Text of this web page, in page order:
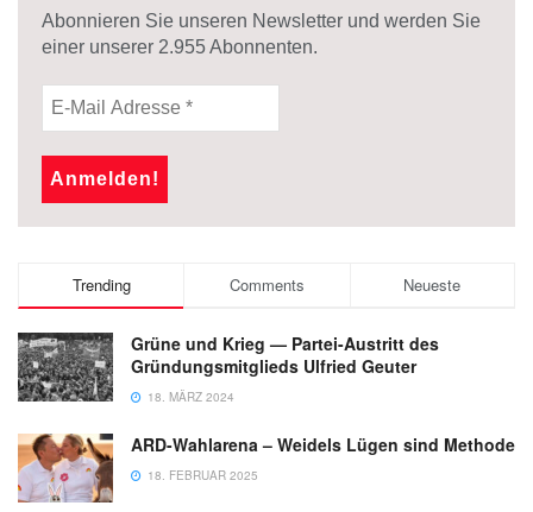
Abonnieren Sie unseren Newsletter und werden Sie
einer unserer 2.955Abonnenten.
Trending Comments Neueste
Grüne und Krieg — Partei-Austritt des
Gründungsmitglieds Ulfried Geuter
18. MÄRZ 2024
ARD-Wahlarena – Weidels Lügen sind Methode
18. FEBRUAR 2025